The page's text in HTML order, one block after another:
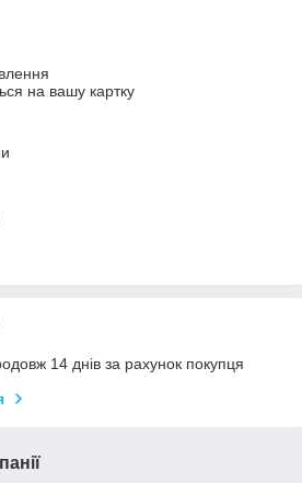
на вашу картку
14 днів за рахунок покупця